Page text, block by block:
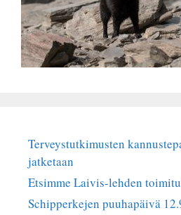
Terveystutkimusten
jatketaan
Etsimme Laivis-lehden
Schipperkejen puuhapäivä